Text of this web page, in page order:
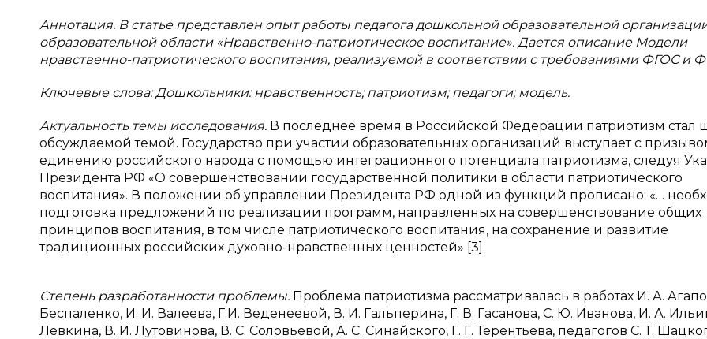
Аннотация. В статье представлен опыт работы педагога дошкольной образовательной
образовательной области «Нравственно-патриотическое воспитание». Дается описание Модели
нравственно-патриотического воспитания, реализуемой в соответствии с требованиями ФГОС и
Ключевые слова: Дошкольники: нравственность; патриотизм; педагоги; модель.
Актуальность темы исследования. В последнее время в Российской Федерации патриотизм стал
обсуждаемой темой. Государство при участии образовательных организаций выступает с
единению российского народа с помощью интеграционного потенциала патриотизма, следуя
Президента РФ «О совершенствовании государственной политики в области патриотического
воспитания». В положении об управлении Президента РФ одной из функций прописано: «…
подготовка предложений по реализации программ, направленных на совершенствование общих
принципов воспитания, в том числе патриотического воспитания, на сохранение и развитие
традиционных российских духовно-нравственных ценностей» [3].
Степень разработанности проблемы. Проблема патриотизма рассматривалась в работах И. А.
Беспаленко, И. И. Валеева, Г.И. Веденеевой, В. И. Гальперина, Г. В. Гасанова, С. Ю. Иванова, И. А.
Левкина, В. И. Лутовинова, В. С. Соловьевой, А. С. Синайского, Г. Г. Терентьева, педагогов С. Т.